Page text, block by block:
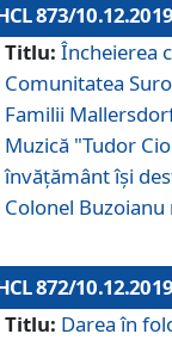
873/10.12.2019
Titlu: Încheierea
Comunitatea
Familii
Muzică "Tudor
învățământ îşi
Colonel Buzoianu
872/10.12.2019
Titlu: Darea în